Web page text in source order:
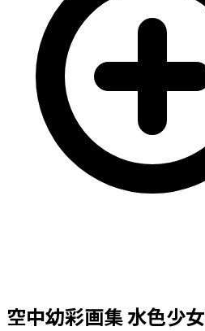
空中幼彩画集 水色少女